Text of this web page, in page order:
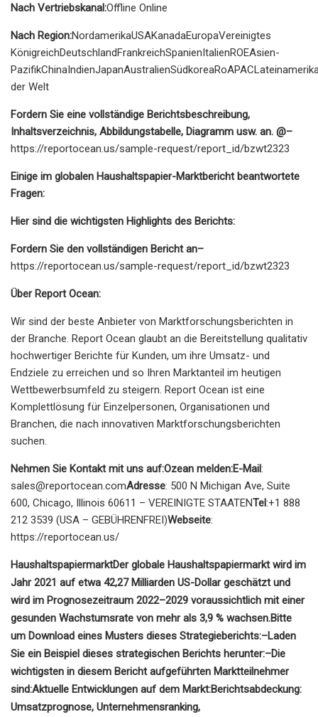
Nach Vertriebskanal:Offline Online
Nach Region:NordamerikaUSAKanadaEuropaVereinigtes
KönigreichDeutschlandFrankreichSpanienItalienROEAsien-
der Welt
Fordern Sie eine vollständige Berichtsbeschreibung,
Inhaltsverzeichnis, Abbildungstabelle, Diagramm usw. an. @–
https://reportocean.us/sample-request/report_id/bzwt2323
Einige im globalen Haushaltspapier-Marktbericht beantwortete
Fragen:
Hier sind die wichtigsten Highlights des Berichts:
Fordern Sie den vollständigen Bericht an–
https://reportocean.us/sample-request/report_id/bzwt2323
Über Report Ocean:
Wir sind der beste Anbieter von Marktforschungsberichten in
der Branche. Report Ocean glaubt an die Bereitstellung qualitativ
hochwertiger Berichte für Kunden, um ihre Umsatz- und
Endziele zu erreichen und so Ihren Marktanteil im heutigen
Wettbewerbsumfeld zu steigern. Report Ocean ist eine
Komplettlösung für Einzelpersonen, Organisationen und
Branchen, die nach innovativen Marktforschungsberichten
suchen.
Nehmen Sie Kontakt mit uns auf:Ozean melden:E-Mail:
sales@reportocean.comAdresse: 500 N Michigan Ave, Suite
600, Chicago, Illinois 60611 – VEREINIGTE STAATENTel:+1 888
212 3539 (USA – GEBÜHRENFREI)Webseite:
https://reportocean.us/
HaushaltspapiermarktDer globale Haushaltspapiermarkt wird im
Jahr 2021 auf etwa 42,27 Milliarden US-Dollar geschätzt und
wird im Prognosezeitraum 2022–2029 voraussichtlich mit einer
gesunden Wachstumsrate von mehr als 3,9 % wachsen.Bitte
um Download eines Musters dieses Strategieberichts:–Laden
Sie ein Beispiel dieses strategischen Berichts herunter:–Die
wichtigsten in diesem Bericht aufgeführten Marktteilnehmer
sind:Aktuelle Entwicklungen auf dem Markt:Berichtsabdeckung:
Umsatzprognose, Unternehmensranking,